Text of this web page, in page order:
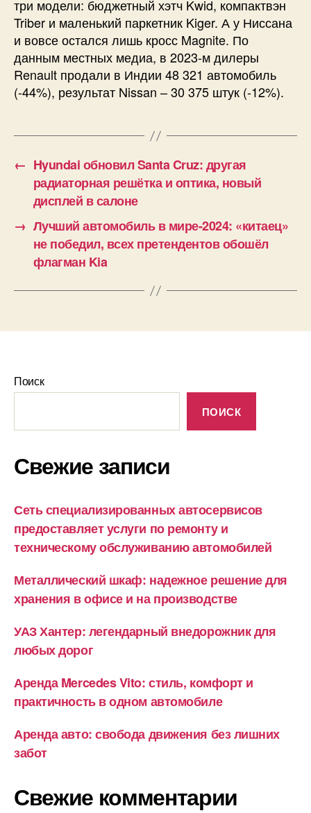
три модели: бюджетный хэтч Kwid, компактвэн
Triber и маленький паркетник Kiger. А у Ниссана
и вовсе остался лишь кросс Magnite. По
данным местных медиа, в 2023-м дилеры
Renault продали в Индии 48 321 автомобиль
(-44%), результат Nissan – 30 375 штук (-12%).
← Hyundai обновил Santa Cruz: другая
радиаторная решётка и оптика, новый
дисплей в салоне
→ Лучший автомобиль в мире-2024: «китаец»
не победил, всех претендентов обошёл
флагман Kia
Поиск
ПОИСК
Свежие записи
Сеть специализированных автосервисов
предоставляет услуги по ремонту и
техническому обслуживанию автомобилей
Металлический шкаф: надежное решение для
хранения в офисе и на производстве
УАЗ Хантер: легендарный внедорожник для
любых дорог
Аренда Mercedes Vito: стиль, комфорт и
практичность в одном автомобиле
Аренда авто: свобода движения без лишних
забот
Свежие комментарии